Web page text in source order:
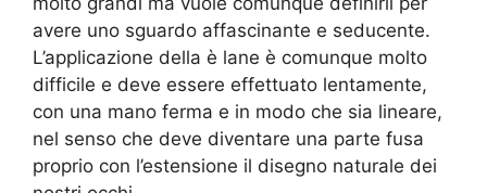
avere uno sguardo affascinante e seducente.
L’applicazione della è lane è comunque molto
difficile e deve essere effettuato lentamente,
con una mano ferma e in modo che sia lineare,
nel senso che deve diventare una parte fusa
proprio con l’estensione il disegno naturale dei